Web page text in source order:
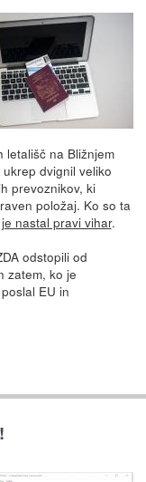
na Bližnjem
dvignil veliko
prevoznikov, ki
položaj. Ko so ta
je nastal pravi vihar.
odstopili od
zatem, ko je
EU in